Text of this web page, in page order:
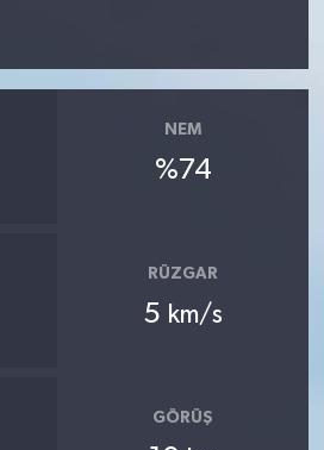
NEM
%74
RÜZGAR
5 km/s
GÖRÜŞ